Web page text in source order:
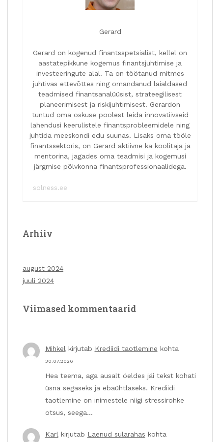
Gerard
Gerard on kogenud finantsspetsialist, kellel on
aastatepikkune kogemus finantsjuhtimise ja
investeeringute alal. Ta on töötanud mitmes
juhtivas ettevõttes ning omandanud laialdased
teadmised finantsanalüüsist, strateegilisest
planeerimisest ja riskijuhtimisest. Gerardon
tuntud oma oskuse poolest leida innovatiivseid
lahendusi keerulistele finantsprobleemidele ning
juhtida meeskondi edu suunas. Lisaks oma tööle
finantssektoris, on Gerard aktiivne ka koolitaja ja
mentorina, jagades oma teadmisi ja kogemusi
järgmise põlvkonna finantsprofessionaalidega.
solness.ee
Arhiiv
august 2024
juuli 2024
Viimased kommentaarid
Mihkel kirjutab Krediidi taotlemine kohta
30.07.2026
Hea teema, aga ausalt öeldes jäi tekst kohati
üsna segaseks ja ebaühtlaseks. Krediidi
taotlemine on inimestele niigi stressirohke
otsus, seega…
Karl kirjutab Laenud sularahas kohta